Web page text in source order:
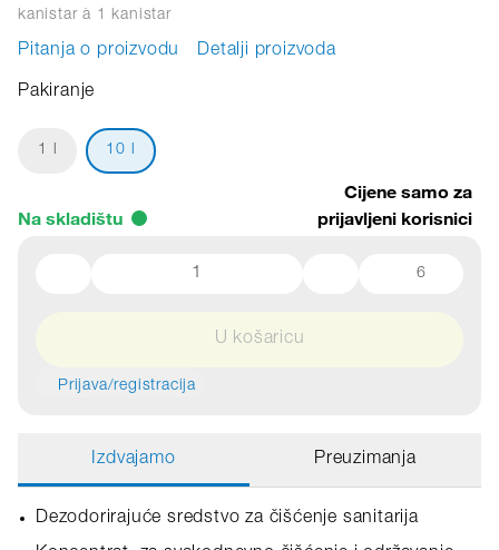
kanistarà 1 kanistar
Pitanja o proizvodu Detalji proizvoda
Pakiranje
1 l 10 l
Na skladištu
Cijene samo za
prijavljeni korisnici
6
U košaricu
Prijava/registracija
Izdvajamo Preuzimanja
Dezodorirajuće sredstvo za čišćenje sanitarija